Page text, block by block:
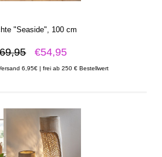
"Seaside", 100 cm
€54,95
6,95€ | frei ab 250 € Bestellwert